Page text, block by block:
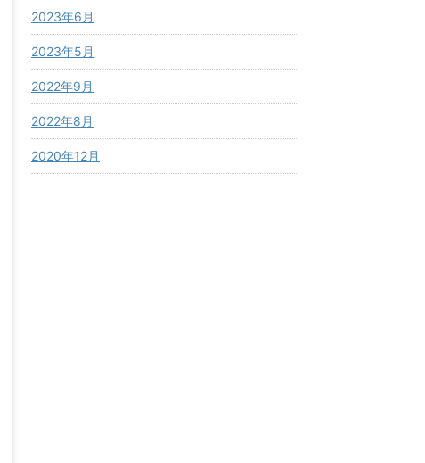
2023年6月
2023年5月
2022年9月
2022年8月
2020年12月